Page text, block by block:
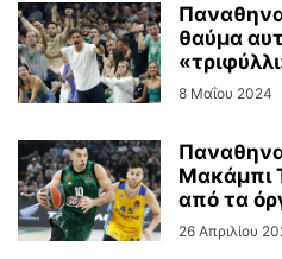
θαύμα
8 Μαΐου 2024
Μακάμπι
από τα
26 Απριλίου